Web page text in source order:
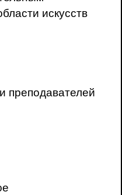
искусств
преподавателей